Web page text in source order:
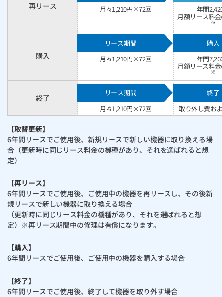
再リース
月々1,210円×72回
年間
月額リース料
※
購入
リース期間
月々1,210円×72回
購入
年間
月額リース料
※
終了
リース期間
月々1,210円×72回
終了
取り外し費お
【取替更新】
6年間リースでご使用後、新規リースで新しい機器に取り換える場
合（更新時に同じリース料金の機種があり、それを選ばれると想
定）
【再リース】
6年間リースでご使用後、ご使用中の機器を再リースし、その後新
規リースで新しい機器に取り換える場合
（更新時に同じリース料金の機種があり、それを選ばれると想
定）※再リース期間中の修理は有償になります。
【購入】
6年間リースでご使用後、ご使用中の機器を購入する場合
【終了】
6年間リースでご使用後、終了して機器を取り外す場合